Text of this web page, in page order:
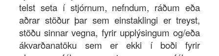
telst seta í stjórnum, nefndum, ráðum eða
aðrar stöður þar sem einstaklingi er treyst,
stöðu sinnar vegna, fyrir upplýsingum og/eða
ákvarðanatöku sem er ekki í boði fyrir